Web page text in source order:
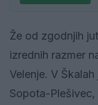
Že od zgodnjih
izrednih razmer
Velenje. V
Sopota-